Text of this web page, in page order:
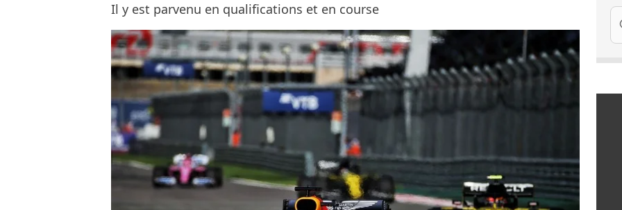
Il y est parvenu en qualifications et en course